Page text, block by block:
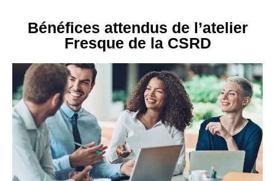
Bénéfices attendus de l’atelier
Fresque de la CSRD